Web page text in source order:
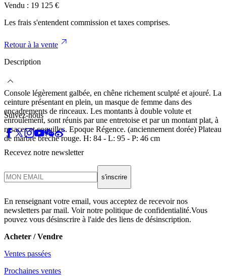
Vendu : 19 125 €
Les frais s'entendent commission et taxes comprises.
Retour à la vente
Description
Console légèrement galbée, en chêne richement sculpté et ajouré. La
ceinture présentant en plein, un masque de femme dans des
encadrements de rinceaux. Les montants à double volute et
enroulement, sont réunis par une entretoise et par un montant plat, à
rosaces et coquilles. Epoque Régence. (anciennement dorée) Plateau
de marbre brèche rouge. H: 84 - L: 95 - P: 46 cm
Suivez-nous
Recevez notre newsletter
s'inscrire
En renseignant votre email, vous acceptez de recevoir nos
newsletters par mail. Voir notre politique de confidentialité.Vous
pouvez vous désinscrire à l'aide des liens de désinscription.
Acheter / Vendre
Ventes passées
Prochaines ventes